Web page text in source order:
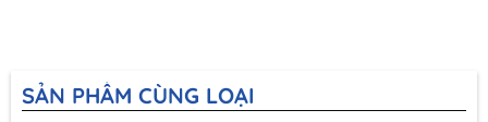
SẢN PHẨM CÙNG LOẠI